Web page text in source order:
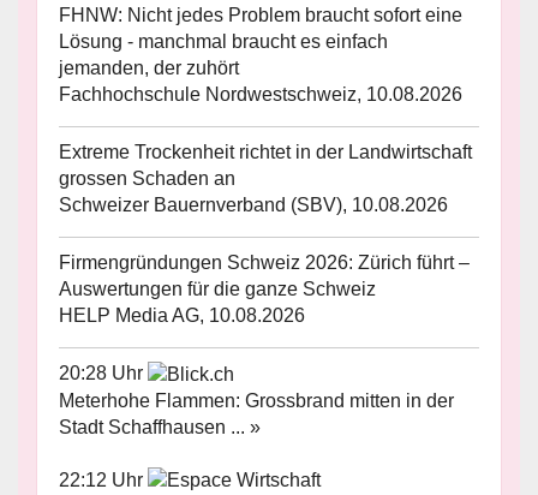
FHNW: Nicht jedes Problem braucht sofort eine
Lösung - manchmal braucht es einfach
jemanden, der zuhört
Fachhochschule Nordwestschweiz, 10.08.2026
Extreme Trockenheit richtet in der Landwirtschaft
grossen Schaden an
Schweizer Bauernverband (SBV), 10.08.2026
Firmengründungen Schweiz 2026: Zürich führt –
Auswertungen für die ganze Schweiz
HELP Media AG, 10.08.2026
20:28 Uhr
Meterhohe Flammen: Grossbrand mitten in der
Stadt Schaffhausen ... »
22:12 Uhr